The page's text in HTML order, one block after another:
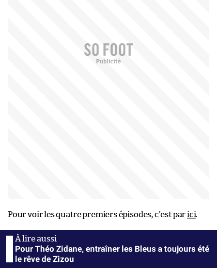
Pour voir les quatre premiers épisodes, c’est parici.
Pour Théo Zidane, entraîner les Bleus a toujours été
le rêve de Zizou